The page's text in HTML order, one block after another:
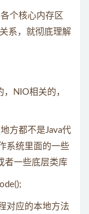
个核心内存区
系，就彻底理解
NIO相关的，
方都不是Java代
系统里面的一些
者一些底层类库
对应的本地方法